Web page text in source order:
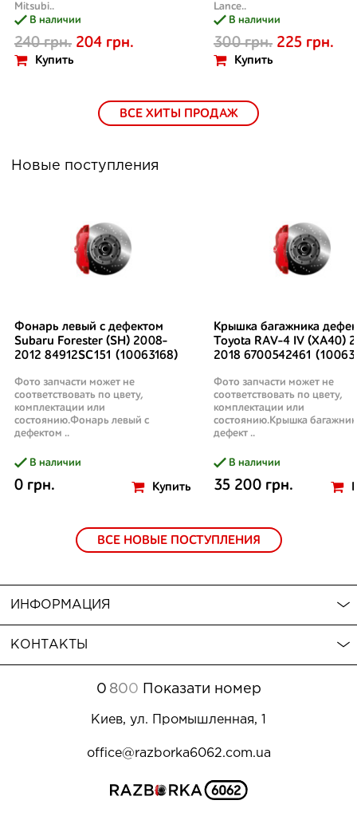
Mitsubi..
В наличии
240 грн. 204 грн.
Купить
Lance..
В наличии
300 грн. 225 грн.
Купить
ВСЕ ХИТЫ ПРОДАЖ
Новые поступления
Фонарь левый с дефектом
Subaru Forester (SH) 2008-
2012 84912SC151 (10063168)
Фото запчасти может не
соответствовать по цвету,
комплектации или
состоянию.Фонарь левый с
дефектом ..
В наличии
0 грн. Купить
Крышка багажника
Toyota RAV-4 IV (XA40)
2018 6700542461
Фото запчасти может не
соответствовать по цвету,
комплектации или
состоянию.Крышка
дефект ..
В наличии
35 200 грн.
ВСЕ НОВЫЕ ПОСТУПЛЕНИЯ
ИНФОРМАЦИЯ
КОНТАКТЫ
0 800 Показати номер
Киев, ул. Промышленная, 1
office@razborka6062.com.ua